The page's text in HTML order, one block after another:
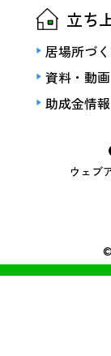
ウェブ
立ち
居場所づ
資料・動画
助成金情報